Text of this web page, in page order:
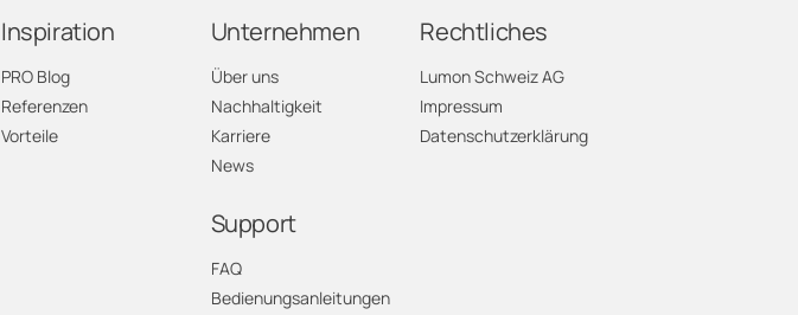
Inspiration
PRO Blog
Referenzen
Vorteile
Unternehmen
Über uns
Nachhaltigkeit
Karriere
News
Support
FAQ
Bedienungsanleitungen
Rechtliches
Lumon Schweiz AG
Impressum
Datenschutzerklärung